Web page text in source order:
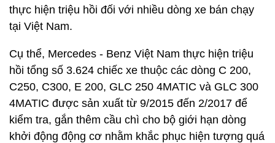
thực hiện triệu hồi đối với nhiều dòng xe bán chạy
tại Việt Nam.
Cụ thể, Mercedes - Benz Việt Nam thực hiện triệu
hồi tổng số 3.624 chiếc xe thuộc các dòng C 200,
C250, C300, E 200, GLC 250 4MATIC và GLC 300
4MATIC được sản xuất từ 9/2015 đến 2/2017 để
kiểm tra, gắn thêm cầu chì cho bộ giới hạn dòng
khởi động động cơ nhằm khắc phục hiện tượng quá